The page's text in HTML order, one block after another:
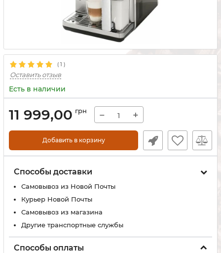
( 1 )
Оставить отзыв
Есть в наличии
11 999,00 грн − +
Добавить в корзину
Способы доставки
Самовывоз из Новой Почты
Курьер Новой Почты
Самовывоз из магазина
Другие транспортные службы
Способы оплаты